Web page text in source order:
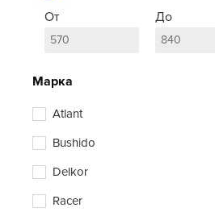
От До
Марка
Atlant
Bushido
Delkor
Racer